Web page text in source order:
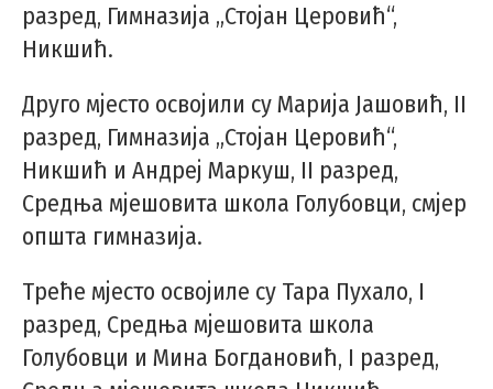
разред, Гимназија „Стојан Церовић“,
Никшић.
Друго мјесто освојили су Марија Јашовић, II
разред, Гимназија „Стојан Церовић“,
Никшић и Андреј Маркуш, II разред,
Средња мјешовита школа Голубовци, смјер
општа гимназија.
Треће мјесто освојиле су Тара Пухало, I
разред, Средња мјешовита школа
Голубовци и Мина Богдановић, I разред,